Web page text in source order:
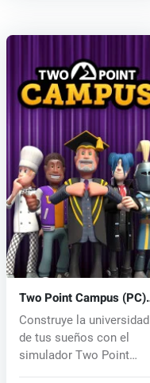
Two Point Campus (PC)
key
Construye la universidad
de tus sueños con el
simulador Two Point